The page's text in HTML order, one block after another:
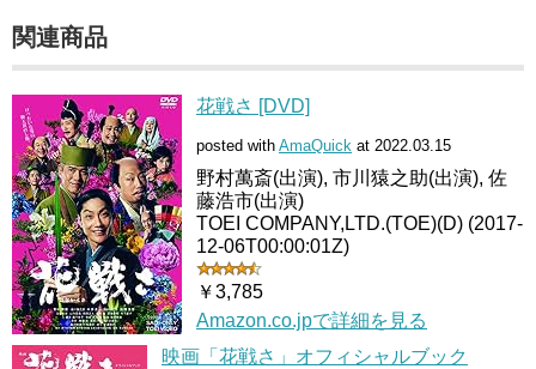
関連商品
花戦さ [DVD]
posted with AmaQuick at 2022.03.15
野村萬斎(出演), 市川猿之助(出演), 佐
藤浩市(出演)
TOEI COMPANY,LTD.(TOE)(D) (2017-
12-06T00:00:01Z)
￥3,785
Amazon.co.jpで詳細を見る
映画「花戦さ」オフィシャルブック